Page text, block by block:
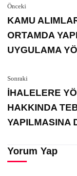
Önceki
KAMU
ORTAMDA
UYGULAMA
Sonraki
İHALELERE
HAKKINDA
YAPILMASINA
Yorum Yap